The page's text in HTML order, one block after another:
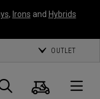
, Irons and Hybrids
OUTLET
Panier